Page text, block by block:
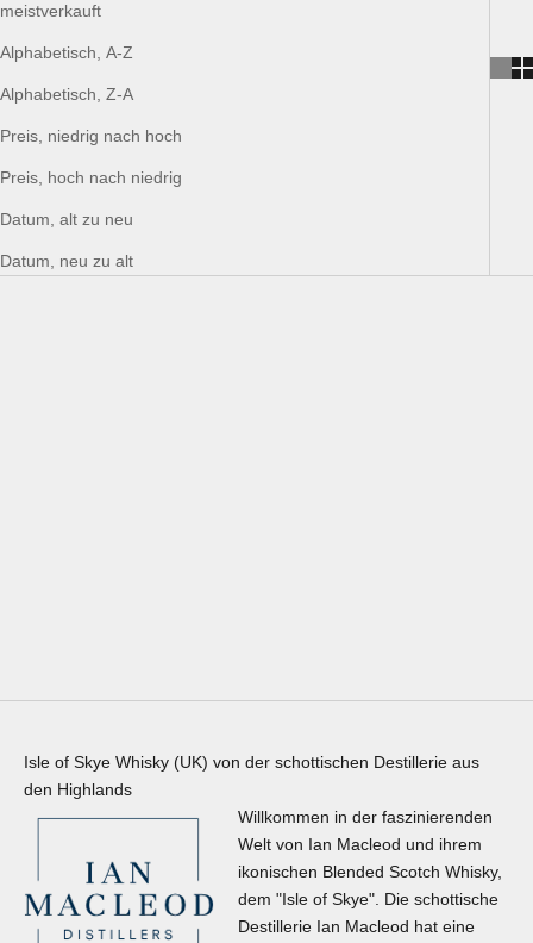
meistverkauft
Alphabetisch, A-Z
Alphabetisch, Z-A
Preis, niedrig nach hoch
Preis, hoch nach niedrig
Datum, alt zu neu
Datum, neu zu alt
Isle of Skye Whisky (UK) von der schottischen Destillerie aus
den Highlands
Willkommen in der faszinierenden
Welt von Ian Macleod und ihrem
ikonischen Blended Scotch Whisky,
dem "Isle of Skye". Die schottische
Destillerie Ian Macleod hat eine